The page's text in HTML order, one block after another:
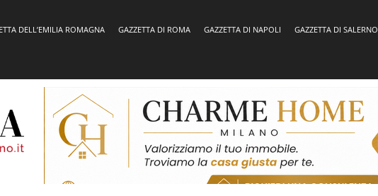
DELL’EMILIA ROMAGNA GAZZETTA DI ROMA GAZZETTA DI NAPOLI GAZZETTA DI SALERNO